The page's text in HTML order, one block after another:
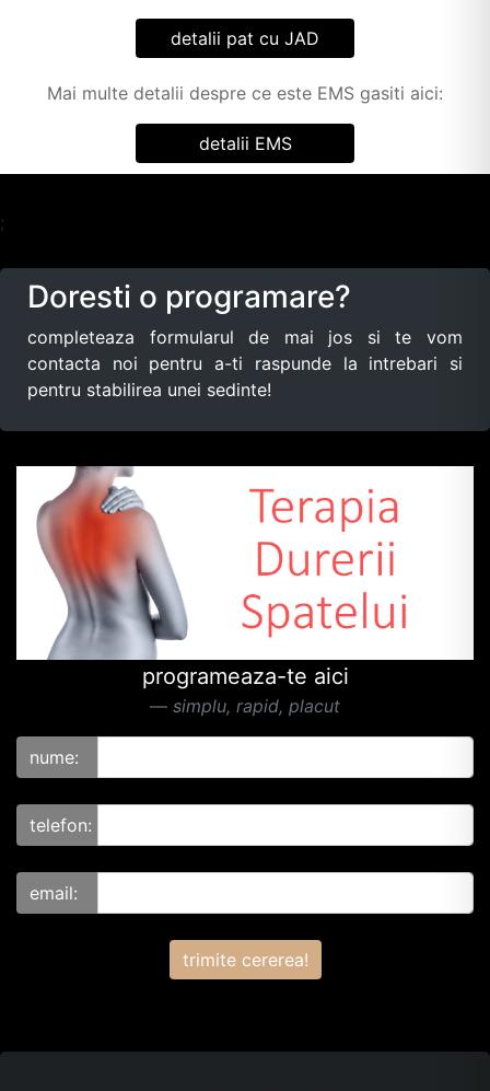
detalii pat cu JAD
Mai multe detalii despre ce este EMS gasiti aici:
detalii EMS
;
Doresti o programare?
completeaza formularul de mai jos si te vom
contacta noi pentru a-ti raspunde la intrebari si
pentru stabilirea unei sedinte!
programeaza-te aici
simplu, rapid, placut
nume:
telefon:
email:
trimite cererea!